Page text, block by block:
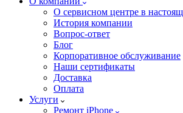
О сервисном центре в
История компании
Вопрос-ответ
Блог
Корпоративное обслуживание
Наши сертификаты
Доставка
Оплата
Услуги
Ремонт iPhone